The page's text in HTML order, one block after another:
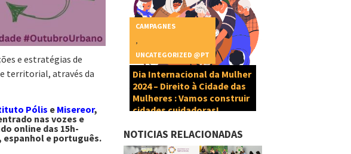
e estratégias de
territorial, através da
Pólis e Misereor,
nas vozes e
online das 15h-
e português.
Dia Internacional da Mulher
2024 – Direito à Cidade das
Mulheres : Vamos construir
cidades cuidadoras!
CAMPAGNES
UNCATEGORIZED @PT
NOTICIAS RELACIONADAS